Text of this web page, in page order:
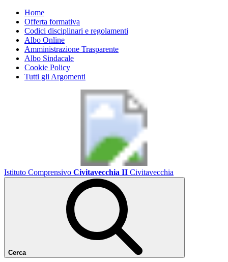
Home
Offerta formativa
Codici disciplinari e regolamenti
Albo Online
Amministrazione Trasparente
Albo Sindacale
Cookie Policy
Tutti gli Argomenti
Istituto Comprensivo Civitavecchia II Civitavecchia
Cerca